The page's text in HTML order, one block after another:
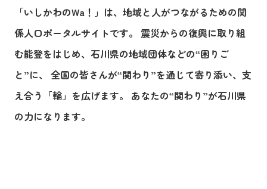
「いしかわのWa！」は、地域と人がつながるための関
係人口ポータルサイトです。 震災からの復興に取り組
む能登をはじめ、石川県の地域団体などの“困りご
と”に、 全国の皆さんが“関わり”を通じて寄り添い、支
え合う「輪」を広げます。 あなたの“関わり”が石川県
の力になります。